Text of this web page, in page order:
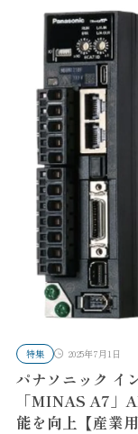
特集 2025年7月1日
パナソニック イ
「MINAS A7」
能を向上【産業